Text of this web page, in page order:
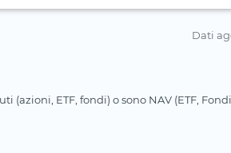
Dati
ETF, fondi) o sono NAV (ETF,